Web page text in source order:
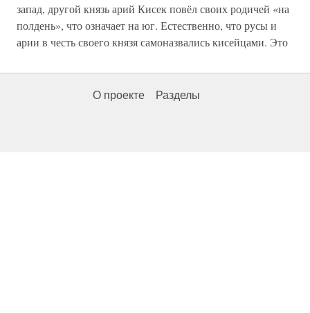
запад, другой князь арий Кисек повёл своих родичей «на
полдень», что означает на юг. Естественно, что русы и
арии в честь своего князя самоназвались кисейцами. Это
О проекте Разделы